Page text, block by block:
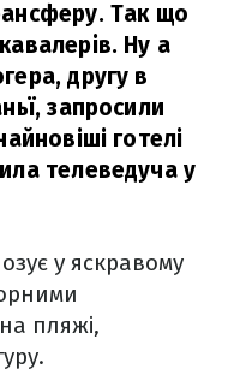
Так що
Ну а
другу в
запросили
готелі
телеведуча у
у яскравому
пляжі,